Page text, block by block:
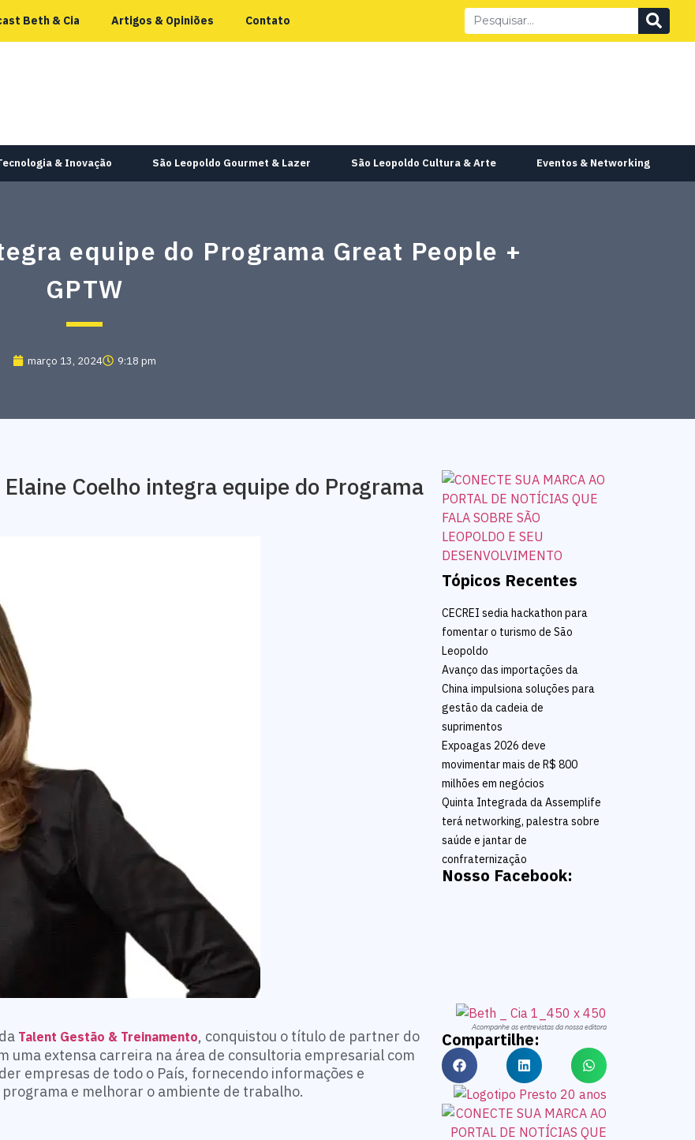
Beth & Cia Artigos & Opiniões Contato
& Inovação São Leopoldo Gourmet & Lazer São Leopoldo Cultura & Arte Eventos & Networking
equipe do Programa Great People +
GPTW
março 13, 2024 9:18 pm
Coelho integra equipe do Programa
Talent Gestão & Treinamento, conquistou o título de partner do
uma extensa carreira na área de consultoria empresarial com
empresas de todo o País, fornecendo informações e
e melhorar o ambiente de trabalho.
Tópicos Recentes
CECREI sedia hackathon para
fomentar o turismo de São
Leopoldo
Avanço das importações da
China impulsiona soluções para
gestão da cadeia de
suprimentos
Expoagas 2026 deve
movimentar mais de R$ 800
milhões em negócios
Quinta Integrada da Assemplife
terá networking, palestra sobre
saúde e jantar de
confraternização
Nosso Facebook:
Acompanhe as entrevistas da nossa editora
Compartilhe: